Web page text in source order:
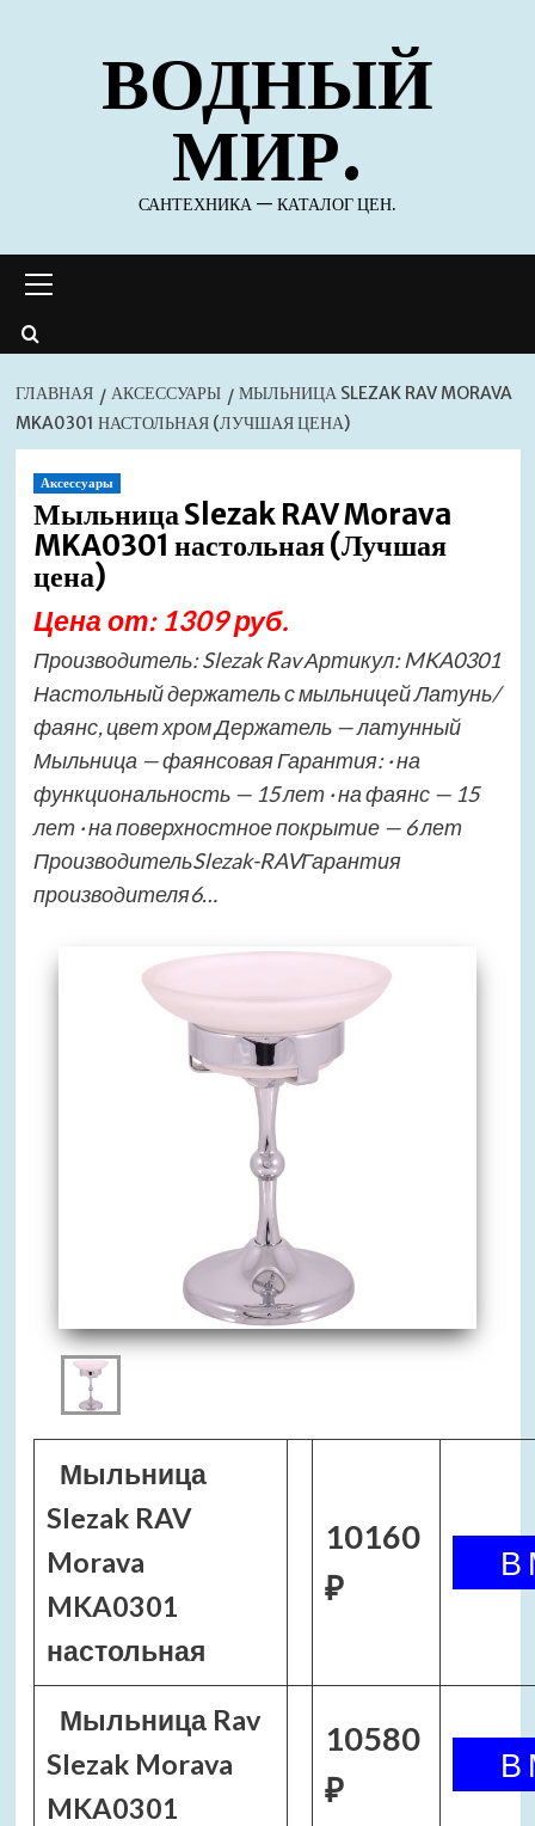
содержимомуВОДНЫЙ
МИР.
САНТЕХНИКА — КАТАЛОГ ЦЕН.
меню
ГЛАВНАЯ АКСЕССУАРЫ
МЫЛЬНИЦА SLEZAK RAV MORAVA
MKA0301 НАСТОЛЬНАЯ (ЛУЧШАЯ ЦЕНА)
Аксессуары
Мыльница Slezak RAV Morava
MKA0301 настольная (Лучшая
цена)
Цена от: 1309 руб.
Производитель: Slezak Rav Артикул: MKA0301
Настольный держатель с мыльницей Латунь/
фаянс, цвет хром Держатель — латунный
Мыльница — фаянсовая Гарантия: · на
функциональность — 15 лет · на фаянс — 15
лет · на поверхностное покрытие — 6 лет
ПроизводительSlezak-RAVГарантия
производителя6…
Мыльница
Slezak RAV
Morava
MKA0301
настольная
10160
₽
Мыльница Rav
Slezak Morava
MKA0301
10580
₽